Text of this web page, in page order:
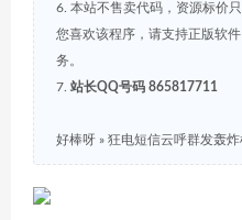
6. 本站不售卖代码，资源标价
您喜欢该程序，请支持正版软
务。
7. 站长QQ号码 865817711
好棒呀 » 狂电短信云呼群发轰